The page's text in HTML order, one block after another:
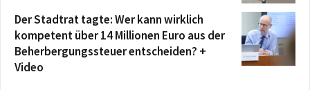
Der Stadtrat tagte: Wer kann wirklich
kompetent über 14 Millionen Euro aus der
Beherbergungssteuer entscheiden? +
Video